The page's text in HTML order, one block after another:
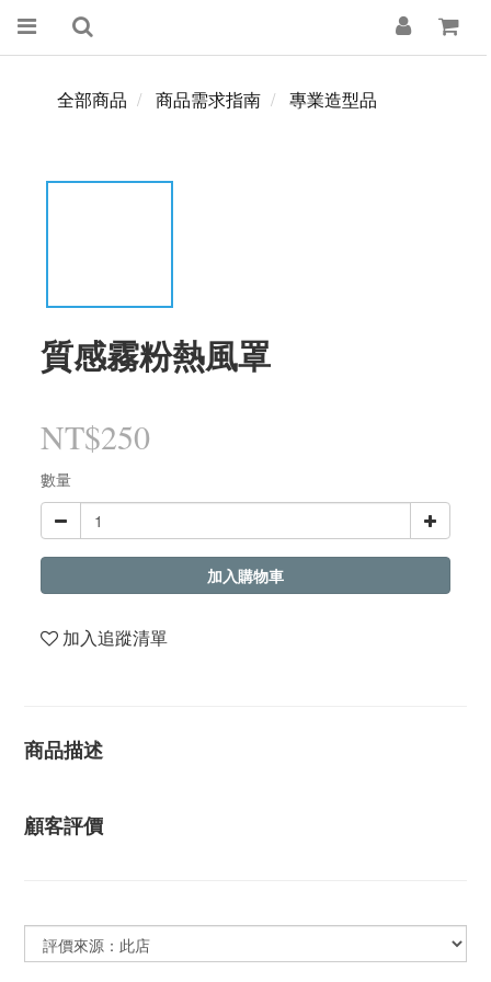
全部商品 商品需求指南 專業造型品
質感霧粉熱風罩
NT$250
數量
加入購物車
加入追蹤清單
商品描述
顧客評價